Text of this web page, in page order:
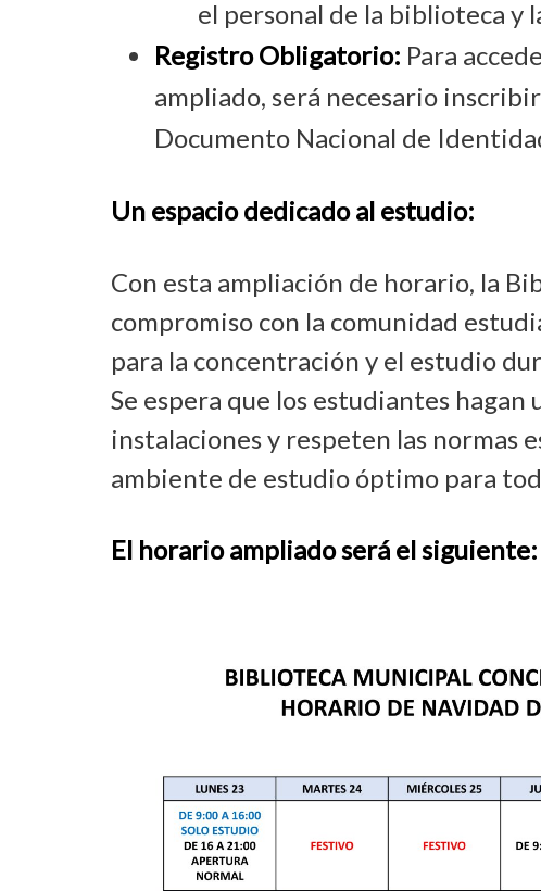
el personal de la biblioteca y
Registro Obligatorio: Para
ampliado, será necesario
Documento Nacional de
Un espacio dedicado al estudio:
Con esta ampliación de horario, la
compromiso con la comunidad
para la concentración y el estudio
Se espera que los estudiantes hagan
instalaciones y respeten las normas
ambiente de estudio óptimo para
El horario ampliado será el siguiente: